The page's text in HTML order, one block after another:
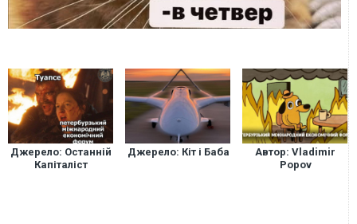
Джерело: Останній
Капіталіст
Джерело: Кіт і Баба
Автор: Vladimir
Popov